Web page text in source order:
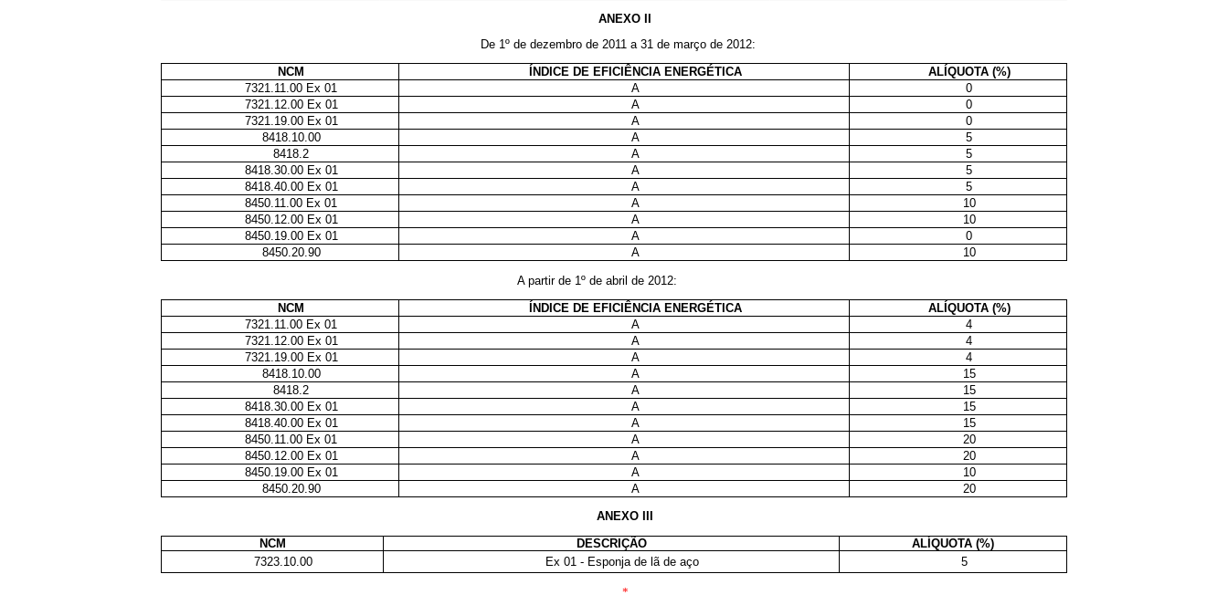
ANEXO II
De 1º de dezembro de 2011 a 31 de março de 2012:
NCM ÍNDICE DE EFICIÊNCIA ENERGÉTICA
ALÍQUOTA (%)
7321.11.00 Ex 01
A
0
7321.12.00 Ex 01
A
0
7321.19.00 Ex 01
A
0
8418.10.00
A
5
8418.2
A
5
8418.30.00 Ex 01
A
5
8418.40.00 Ex 01
A
5
8450.11.00 Ex 01
A
10
8450.12.00 Ex 01
A
10
8450.19.00 Ex 01
A
0
8450.20.90
A 10
A partir de 1º de abril de 2012:
NCM ÍNDICE DE EFICIÊNCIA ENERGÉTICA
ALÍQUOTA (%)
7321.11.00 Ex 01
A
4
7321.12.00 Ex 01
A
4
7321.19.00 Ex 01
A
4
8418.10.00
A
15
8418.2
A
15
8418.30.00 Ex 01
A
15
8418.40.00 Ex 01
A
15
8450.11.00 Ex 01
A
20
8450.12.00 Ex 01
A
20
8450.19.00 Ex 01
A
10
8450.20.90
A 20
ANEXO III
NCM
DESCRIÇÃO
ALÍQUOTA (%)
7323.10.00
Ex 01 - Esponja de lã de aço 5
*